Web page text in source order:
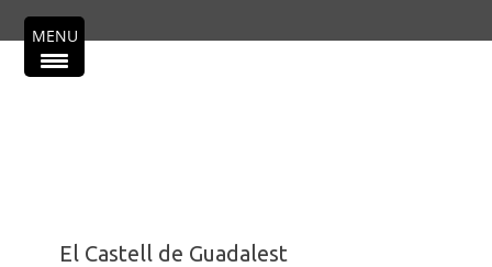
till
innehåll
Primär meny
El Castell de Guadalest
MENU